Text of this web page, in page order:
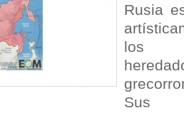
Rusia
los
Sus